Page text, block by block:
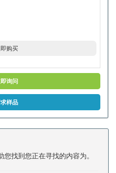
购买
询问
样品
找到您正在寻找的内容为。